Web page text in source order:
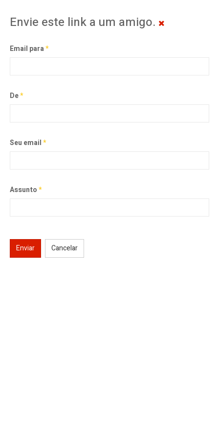
Envie este link a um amigo.
Email para*
De*
Seu email*
Assunto*
Enviar Cancelar